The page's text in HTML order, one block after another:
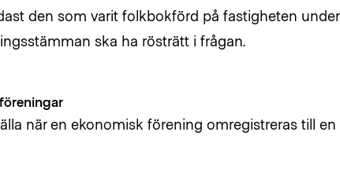
den som varit folkbokförd på fastigheten under
ska ha rösträtt i frågan.
när en ekonomisk förening omregistreras till en